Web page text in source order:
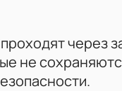
через
не